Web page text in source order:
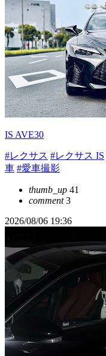
IS AVE30
#レクサス #レクサス IS
車 #愛車撮影
thumb_up 41
comment3
2026/08/06 19:36